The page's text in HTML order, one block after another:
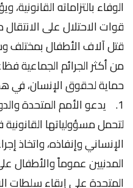
الوفاء بالتزاماته
قوات الاحتلال على
قتل آلاف الأطفال بمختلف
من أكثر الجرائم الجماعية
حماية لحقوق الإنسان، في
1. يدعو الأمم المتحدة
لتحمل مسؤولياتها
الإنساني وإنفاذه، واتخاذ
المدنيين عموماً والأطفال
المتحدة على إبقاء سلطات